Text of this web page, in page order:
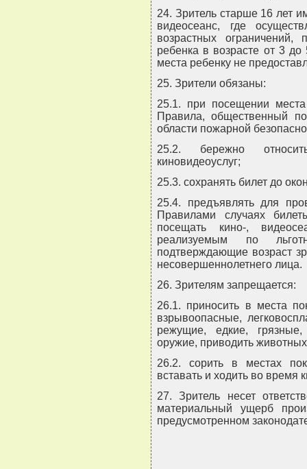
24. Зритель старше 16 лет
видеосеанс, где
возрастных
ребенка в возрасте от 3 до
места ребенку не
25. Зрители обязаны:
25.1. при посещении
Правила, общественный
области пожарной
25.2. бережно
киновидеоуслуг;
25.3. сохранять билет до
25.4. предъявлять для
Правилами случаях
посещать кино-,
реализуемым по
подтверждающие возраст
несовершеннолетнего лица.
26. Зрителям запрещается:
26.1. приносить в места
взрывоопасные,
режущие, едкие, грязные,
оружие, приводить
26.2. сорить в местах
вставать и ходить во время
27. Зритель несет
материальный ущерб
предусмотренном